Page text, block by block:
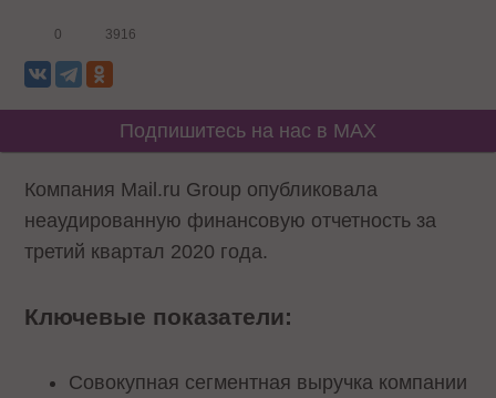
0 3916
Подпишитесь на нас в MAX
Компания Mail.ru Group опубликовала
неаудированную финансовую отчетность за
третий квартал 2020 года.
Ключевые показатели:
Совокупная сегментная выручка компании